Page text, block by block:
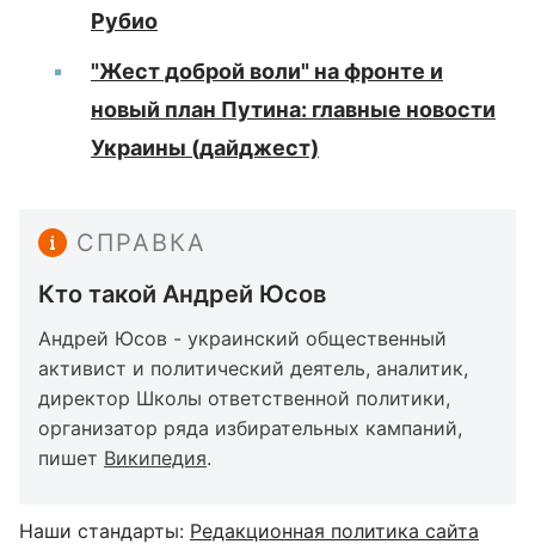
Рубио
"Жест доброй воли" на фронте и
новый план Путина: главные новости
Украины (дайджест)
СПРАВКА
Кто такой Андрей Юсов
Андрей Юсов - украинский общественный
активист и политический деятель, аналитик,
директор Школы ответственной политики,
организатор ряда избирательных кампаний,
пишет Википедия.
Наши стандарты: Редакционная политика сайта